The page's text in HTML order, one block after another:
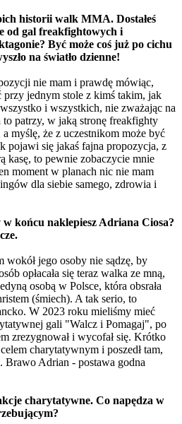
historii walk MMA. Dostałeś
od gal freakfightowych i
Być może coś już po cichu
na światło dzienne!
nie mam i prawdę mówiąc,
przy jednym stole z kimś takim, jak
i wszystkich, nie zważając na
patrzy, w jaką stronę freakfighty
myślę, że z uczestnikom może być
pojawi się jakaś fajna propozycja, z
kasę, to pewnie zobaczycie mnie
moment w planach nic nie mam
dla siebie samego, zdrowia i
końcu naklepiesz Adriana Ciosa?
wokół jego osoby nie sądzę, by
opłacała się teraz walka ze mną,
osobą w Polsce, która obsrała
(śmiech). A tak serio, to
W 2023 roku mieliśmy mieć
gali "Walcz i Pomagaj", po
zrezygnował i wycofał się. Krótko
charytatywnym i poszedł tam,
Brawo Adrian - postawa godna
charytatywne. Co napędza w